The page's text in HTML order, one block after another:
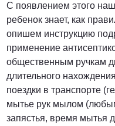
С появлением этого
ребенок знает, как
опишем инструкцию
применение
общественным ручкам
длительного
поездки в транспорте
мытье рук мылом
запястья, время мытья